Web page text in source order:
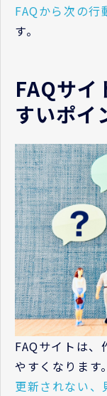
FAQから次の
す。
FAQサイ
すいポイ
FAQサイトは、
やすくなります。
更新されない、